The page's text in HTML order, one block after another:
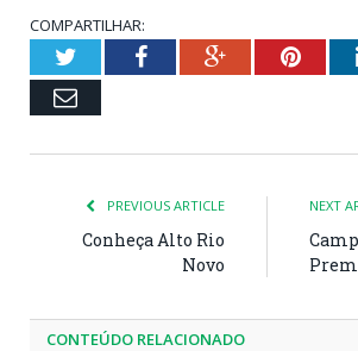
COMPARTILHAR:
TwitterFacebookGoogle+
Email
PREVIOUS ARTICLE
Conheça Alto Rio
Novo
NEXT
CONTEÚDO RELACIONADO